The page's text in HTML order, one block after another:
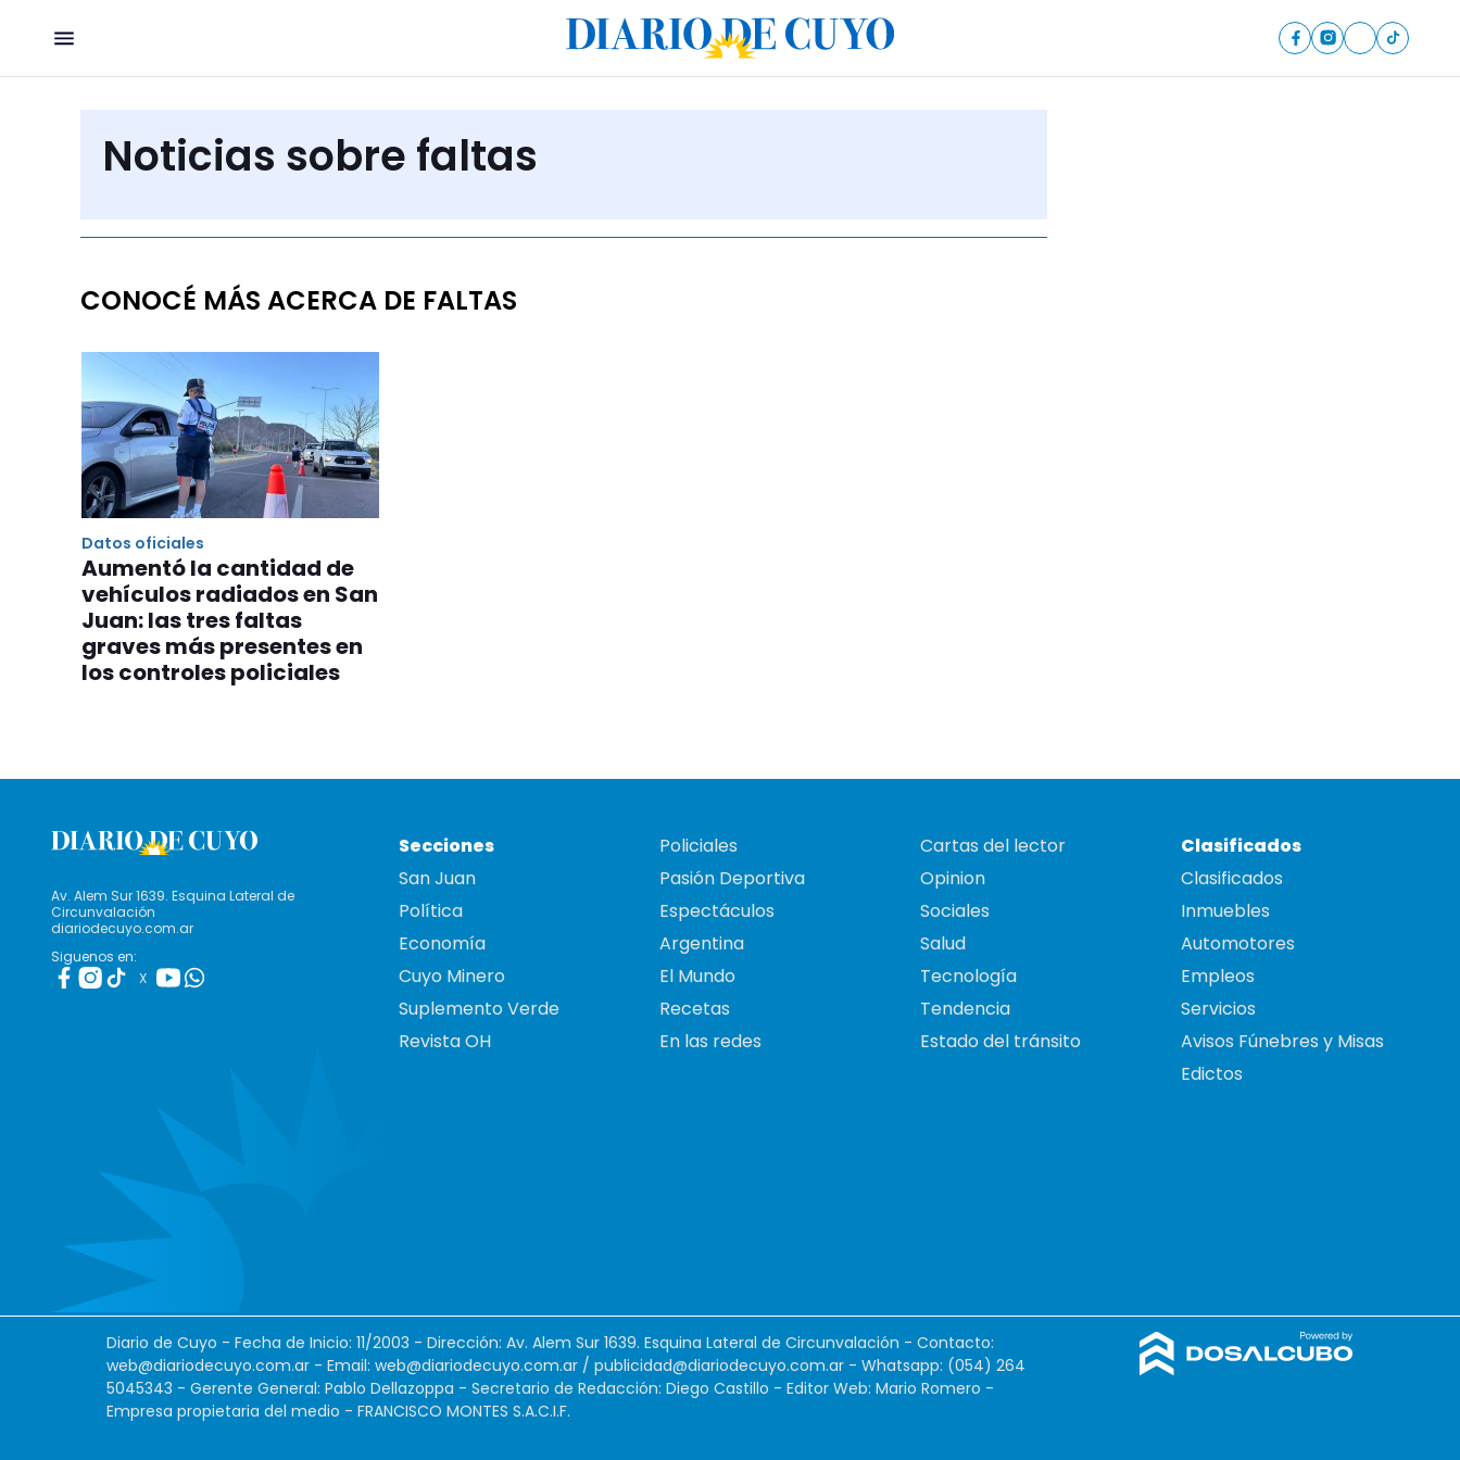
Noticias sobre faltas
CONOCÉ MÁS ACERCA DE FALTAS
Datos oficiales
Aumentó la cantidad de
vehículos radiados en San
Juan: las tres faltas
graves más presentes en
los controles policiales
Av. Alem Sur 1639. Esquina Lateral de
Circunvalación
diariodecuyo.com.ar
Siguenos en:
X
Secciones
San Juan
Política
Economía
Cuyo Minero
Suplemento Verde
Revista OH
Policiales
Pasión Deportiva
Espectáculos
Argentina
El Mundo
Recetas
En las redes
Cartas del lector
Opinion
Sociales
Salud
Tecnología
Tendencia
Estado del tránsito
Clasificados
Clasificados
Inmuebles
Automotores
Empleos
Servicios
Avisos Fúnebres y Misas
Edictos
Diario de Cuyo - Fecha de Inicio: 11/2003 - Dirección: Av. Alem Sur 1639. Esquina Lateral de Circunvalación - Contacto:
web@diariodecuyo.com.ar - Email: web@diariodecuyo.com.ar / publicidad@diariodecuyo.com.ar - Whatsapp: (054) 264
5045343 - Gerente General: Pablo Dellazoppa - Secretario de Redacción: Diego Castillo - Editor Web: Mario Romero -
Empresa propietaria del medio - FRANCISCO MONTES S.A.C.I.F.